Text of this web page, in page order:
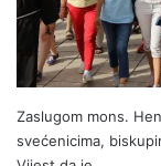
Zaslugom mons.
svećenicima,